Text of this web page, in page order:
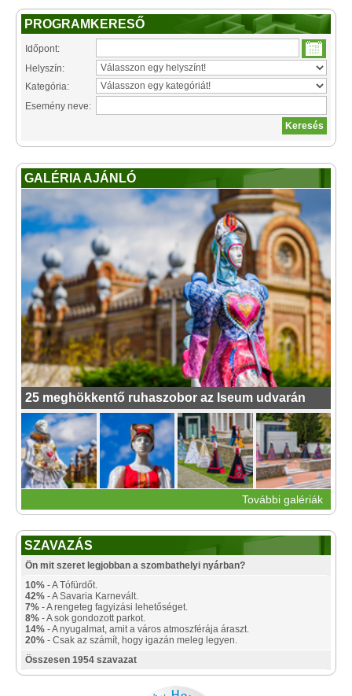
PROGRAMKERESŐ
Időpont:
Helyszín:
Kategória:
Esemény neve:
GALÉRIA AJÁNLÓ
25 meghökkentő ruhaszobor az Iseum udvarán
További galériák
SZAVAZÁS
Ön mit szeret legjobban a szombathelyi nyárban?
10% - A Tófürdőt.
42% - A Savaria Karnevált.
7% - A rengeteg fagyizási lehetőséget.
8% - A sok gondozott parkot.
14% - A nyugalmat, amit a város atmoszférája áraszt.
20% - Csak az számít, hogy igazán meleg legyen.
Összesen 1954 szavazat